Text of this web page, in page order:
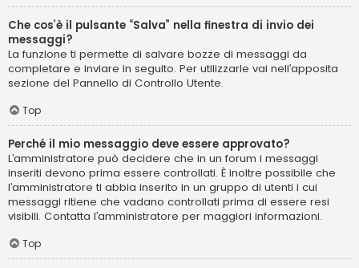
Che cos’è il pulsante “Salva” nella finestra di invio dei
messaggi?
La funzione ti permette di salvare bozze di messaggi da
completare e inviare in seguito. Per utilizzarle vai nell’apposita
sezione del Pannello di Controllo Utente.
Top
Perché il mio messaggio deve essere approvato?
L’amministratore può decidere che in un forum i messaggi
inseriti devono prima essere controllati. È inoltre possibile che
l’amministratore ti abbia inserito in un gruppo di utenti i cui
messaggi ritiene che vadano controllati prima di essere resi
visibili. Contatta l’amministratore per maggiori informazioni.
Top